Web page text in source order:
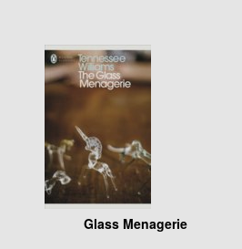
Glass Menagerie